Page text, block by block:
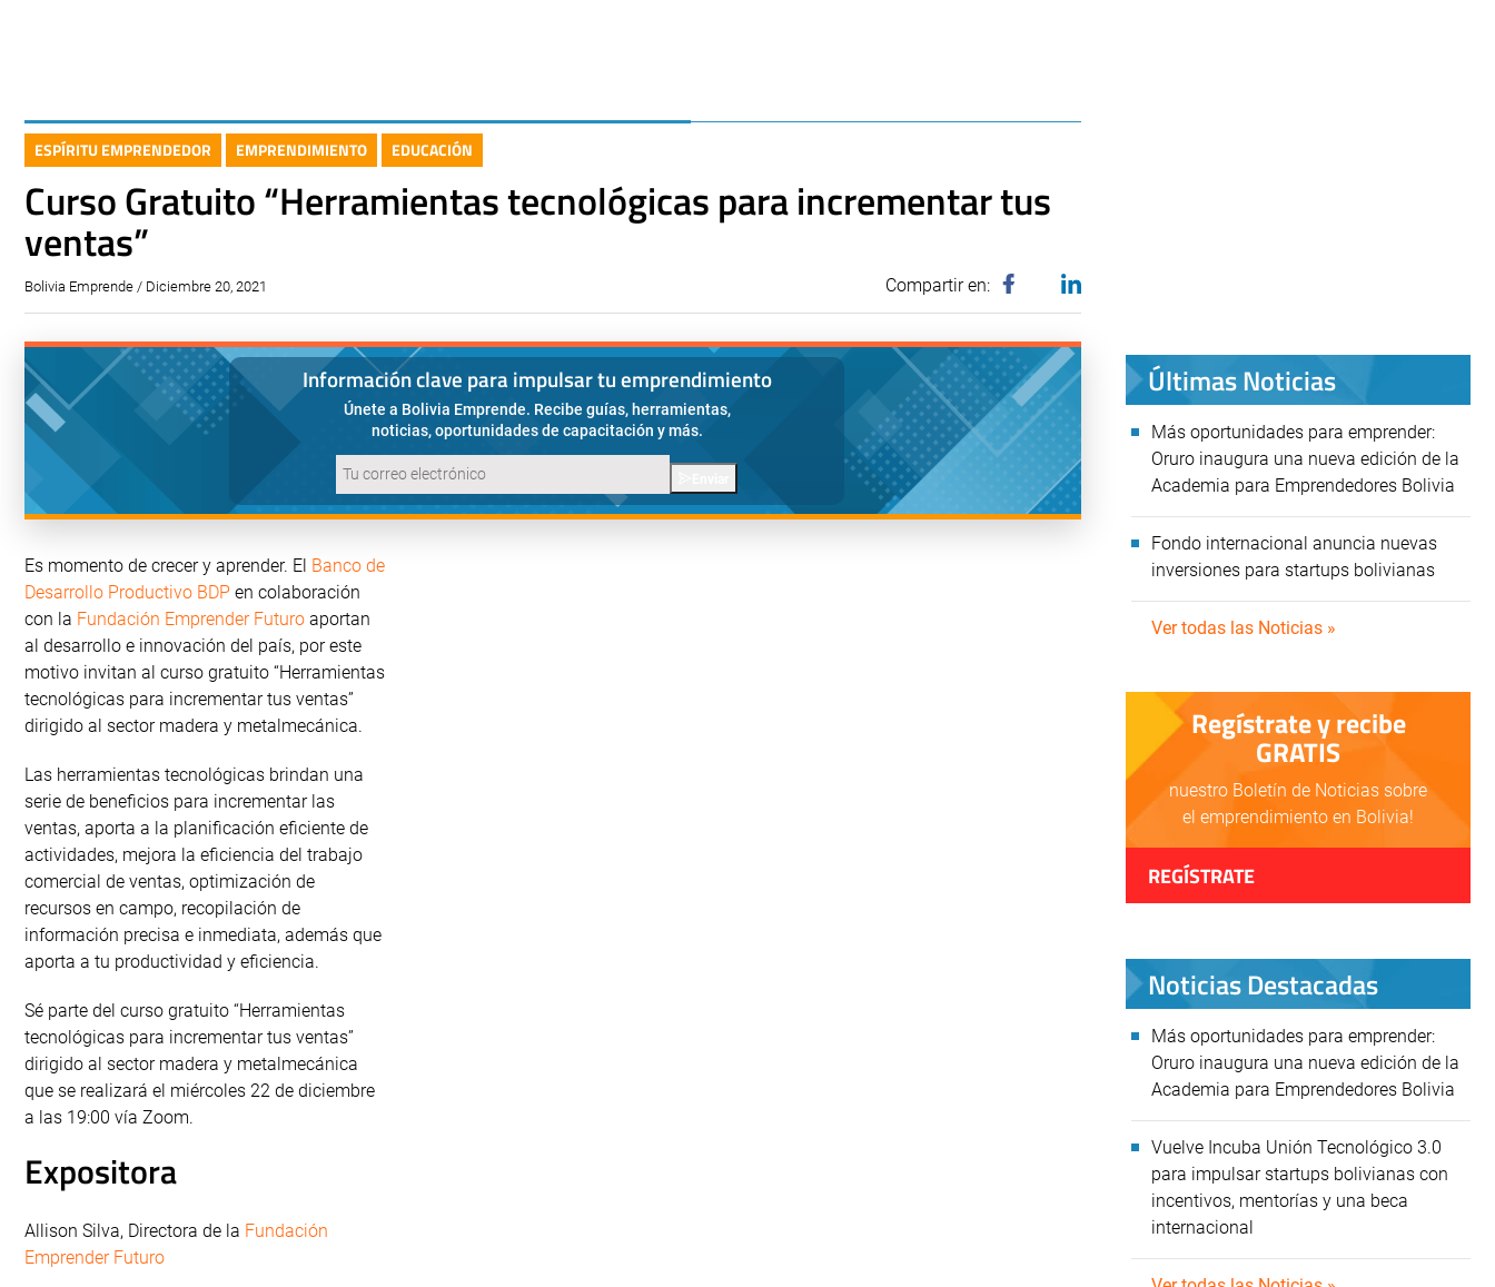
ESPÍRITU EMPRENDEDOR EMPRENDIMIENTO EDUCACIÓN
Curso Gratuito “Herramientas tecnológicas para incrementar tus
ventas”
Bolivia Emprende / Diciembre 20, 2021 Compartir en:
Información clave para impulsar tu emprendimiento
Únete a Bolivia Emprende. Recibe guías, herramientas,
noticias, oportunidades de capacitación y más.
Es momento de crecer y aprender. El Banco de
Desarrollo Productivo BDP en colaboración
con la Fundación Emprender Futuro aportan
al desarrollo e innovación del país, por este
motivo invitan al curso gratuito “Herramientas
tecnológicas para incrementar tus ventas”
dirigido al sector madera y metalmecánica.
Las herramientas tecnológicas brindan una
serie de beneficios para incrementar las
ventas, aporta a la planificación eficiente de
actividades, mejora la eficiencia del trabajo
comercial de ventas, optimización de
recursos en campo, recopilación de
información precisa e inmediata, además que
aporta a tu productividad y eficiencia.
Sé parte del curso gratuito “Herramientas
tecnológicas para incrementar tus ventas”
dirigido al sector madera y metalmecánica
que se realizará el miércoles 22 de diciembre
a las 19:00 vía Zoom.
Expositora
Allison Silva, Directora de la Fundación
Emprender Futuro
Últimas Noticias
Más oportunidades para emprender:
Oruro inaugura una nueva edición de la
Academia para Emprendedores Bolivia
Fondo internacional anuncia nuevas
inversiones para startups bolivianas
Ver todas las Noticias »
Regístrate y recibe
GRATIS
nuestro Boletín de Noticias sobre
el emprendimiento en Bolivia!
REGÍSTRATE
Noticias Destacadas
Más oportunidades para emprender:
Oruro inaugura una nueva edición de la
Academia para Emprendedores Bolivia
Vuelve Incuba Unión Tecnológico 3.0
para impulsar startups bolivianas con
incentivos, mentorías y una beca
internacional